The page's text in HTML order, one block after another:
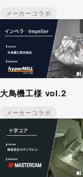
メーカーコラボ
大鳥機工様 vol.2
メーカーコラボ